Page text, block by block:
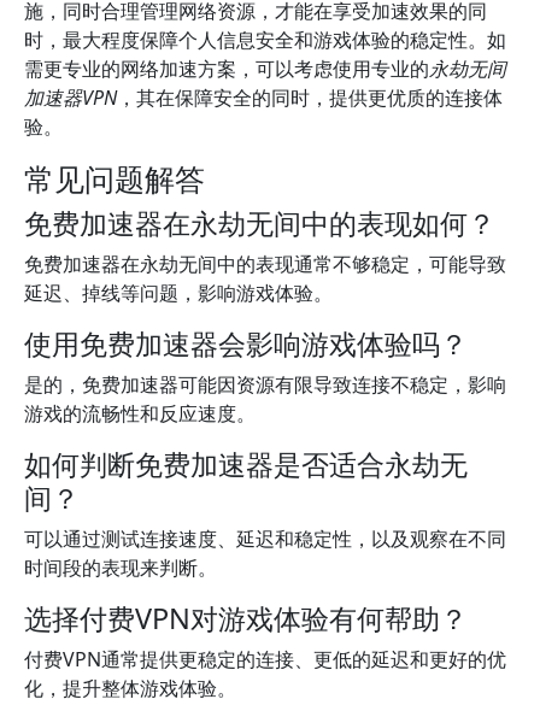
施，同时合理管理网络资源，才能在享受加速效果的同
时，最大程度保障个人信息安全和游戏体验的稳定性。如
需更专业的网络加速方案，可以考虑使用专业的永劫无间
加速器VPN，其在保障安全的同时，提供更优质的连接体
验。
常见问题解答
免费加速器在永劫无间中的表现如何？
免费加速器在永劫无间中的表现通常不够稳定，可能导致
延迟、掉线等问题，影响游戏体验。
使用免费加速器会影响游戏体验吗？
是的，免费加速器可能因资源有限导致连接不稳定，影响
游戏的流畅性和反应速度。
如何判断免费加速器是否适合永劫无
间？
可以通过测试连接速度、延迟和稳定性，以及观察在不同
时间段的表现来判断。
选择付费VPN对游戏体验有何帮助？
付费VPN通常提供更稳定的连接、更低的延迟和更好的优
化，提升整体游戏体验。